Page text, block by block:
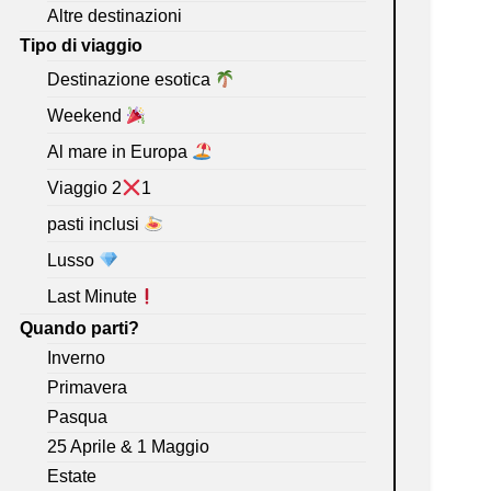
Altre destinazioni
Tipo di viaggio
Destinazione esotica
Weekend
Al mare in Europa
Viaggio 2
1
pasti inclusi
Lusso
Last Minute
Quando parti?
Inverno
Primavera
Pasqua
25 Aprile & 1 Maggio
Estate